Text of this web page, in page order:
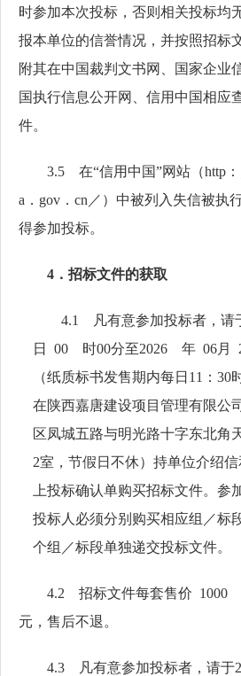
时参加本次投标，否则相关投标均
报本单位的信誉情况，并按照招标
附其在中国裁判文书网、国家企业
国执行信息公开网、信用中国相应
件。
3.5 在“信用中国”网站（http
a．gov．cn／）中被列入失信被执
得参加投标。
4．招标文件的获取
4.1 凡有意参加投标者，请
日
00 时00分至2026 年 06月
（纸质标书发售期内每日 11：30
在陕西嘉唐建设项目管理有限公
区凤城五路与明光路十字东北角
2室，节假日不休）持单位介绍
上投标确认单购买招标文件。参
投标人必须分别购买相应组／标
个组／标段单独递交投标文件。
4.2 招标文件每套售价 1000
元，售后不退。
4.3 凡有意参加投标者，请于